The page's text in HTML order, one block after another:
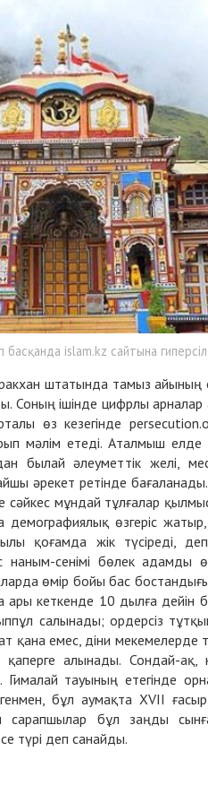
islam.kz сайтына
штатында тамыз айының
ішінде цифрлы арналар
өз кезегінде
мәлім етеді. Аталмыш елде
былай әлеуметтік желі,
әрекет ретінде
сәйкес мұндай тұлғалар
өзгеріс
қоғамда жік түсіреді,
наным-сенімі бөлек адамды
өмір бойы бас
ары кеткенде 10 дылға
салынады; ордерсіз
қана емес, діни мекемелерде
алынады. Сондай-ақ,
Гималай тауының етегінде
бұл аумақта XVII
бұл заңды
түрі деп санайды.